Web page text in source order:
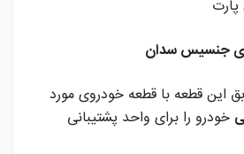
جنسیس سدان
این قطعه با قطعه خودروی مورد
خودرو را برای واحد پشتیبانی